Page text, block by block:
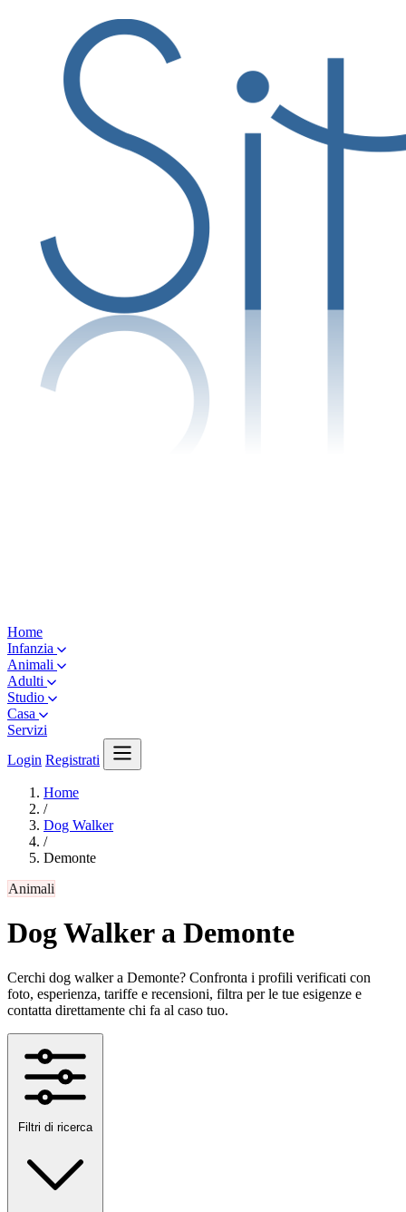
Home
Infanzia
Animali
Adulti
Studio
Casa
Servizi
Login Registrati
Home
/
Dog Walker
/
Demonte
Animali
Dog Walker a Demonte
Cerchi dog walker a Demonte? Confronta i profili verificati con
foto, esperienza, tariffe e recensioni, filtra per le tue esigenze e
contatta direttamente chi fa al caso tuo.
Filtri di ricerca